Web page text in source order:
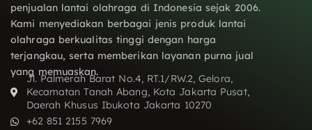
penjualan lantai olahraga di Indonesia sejak 2006.
Kami menyediakan berbagai jenis produk lantai
olahraga berkualitas tinggi dengan harga
terjangkau, serta memberikan layanan purna jual
yang memuaskan.
Jl. Palmerah Barat No.4, RT.1/RW.2, Gelora,
Kecamatan Tanah Abang, Kota Jakarta Pusat,
Daerah Khusus Ibukota Jakarta 10270
+62 851 2155 7969